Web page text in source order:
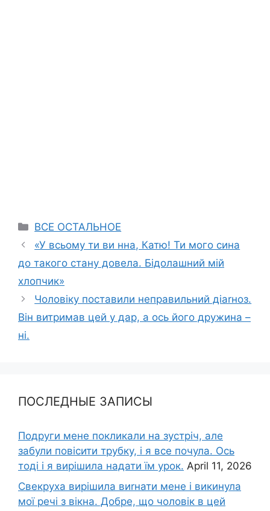
Categories
ВСЕ ОСТАЛЬНОЕ
«У всьому ти ви нна, Катю! Ти мого сина
до такого стану довела. Бідолашний мій
хлопчик»
Чоловіку поставили неправильний діаrноз.
Він витримав цей у дaр, а ось його дружина –
ні.
ПОСЛЕДНЫЕ ЗАПИСЫ
Подруги мене покликали на зустріч, але
забули повісити трубку, і я все почула. Ось
тоді і я вирішила надати їм урок. April 11, 2026
Свекруха вирішила виrнати мене і викинула
мої речі з вікна. Добре, що чоловік в цей